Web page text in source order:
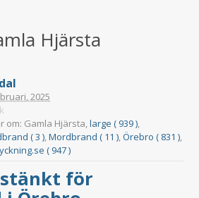
Hjärsta
2025
om: Gamla Hjärsta,large ( 939 ),
( 3 ),Mordbrand ( 11 ),Örebro ( 831 ),
( 947 )
för